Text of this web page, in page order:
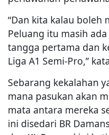
“Dan kita kalau boleh
Peluang itu masih
tangga pertama dan
Liga A1 Semi-Pro,”
Sebarang kekalahan
mana pasukan akan
mata antara mereka
ini disedari BR